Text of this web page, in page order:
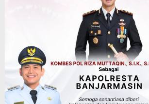
Pemkab Balangan
28 Pelajar Halong Balangan
Latihan Intensif
TNI-Polri Sambut HUT ke-81
Agustus 9, 2026